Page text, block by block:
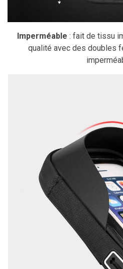
Imperméable : fait de tissu
qualité avec des doubles